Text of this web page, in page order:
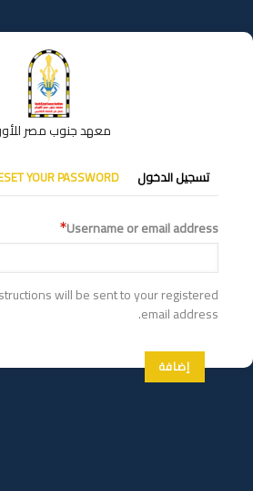
إلى
المحتوى
معهد جنوب مصر
التبويبات
الأساسية
تسجيل الدخول YOUR PASSWORD
Username or email address
will be sent to your registered
email address.